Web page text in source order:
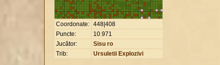
Coordonate: 448|408
Puncte:
10.971
Jucător:
Sisu ro
Trib:
Ursuletii Explozivi